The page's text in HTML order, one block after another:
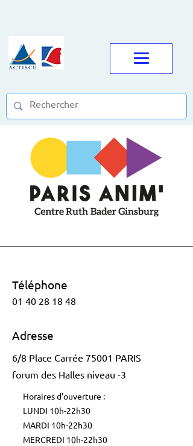
Téléphone
01 40 28 18 48
Adresse
6/8 Place Carrée 75001 PARIS
forum des Halles niveau -3
Horaires d'ouverture :
LUNDI 10h-22h30
MARDI 10h-22h30
MERCREDI 10h-22h30